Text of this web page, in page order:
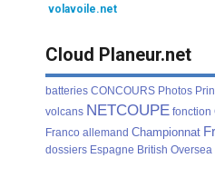
volavoile.net
Cloud Planeur.net
batteries CONCOURS Photos
volcans NETCOUPE fonction
Franco allemand Championnat
dossiers Espagne British Oversea